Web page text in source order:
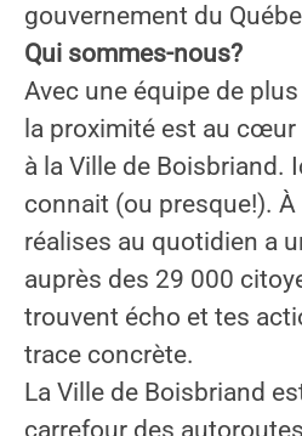
gouvernement du
Qui sommes-nous?
Avec une équipe de
la proximité est au
à la Ville de Boisbriand.
connait (ou presque!). À
réalises au quotidien a
auprès des 29 000
trouvent écho et tes
trace concrète.
La Ville de Boisbriand
carrefour des